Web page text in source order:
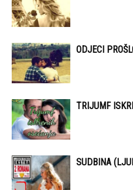
ODJECI
TRIJUMF
SUDBINA